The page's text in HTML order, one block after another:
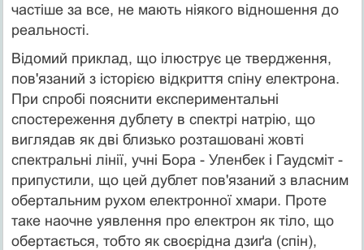
частіше за все, не мають ніякого відношення до
реальності.
Відомий приклад, що ілюструє це твердження,
пов'яза­ний з історією відкриття спіну електрона.
При спробі по­яснити експериментальні
спостереження дублету в спектрі натрію, що
виглядав як дві близько розташовані жовті
спектральні лінії, учні Бора - Уленбек і Гаудсміт -
при­пустили, що цей дублет пов'язаний з власним
обертальним рухом електронної хмари. Проте
таке наочне уявлення про електрон як тіло, що
обертається, тобто як своєрідна дзиґа (спін),